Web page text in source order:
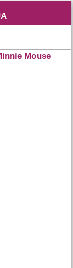
UA
Mouse